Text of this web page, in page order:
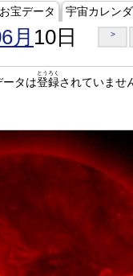
お宝データ 宇宙カレン
月 10日 >
ータは登録
とうろく
されていませ